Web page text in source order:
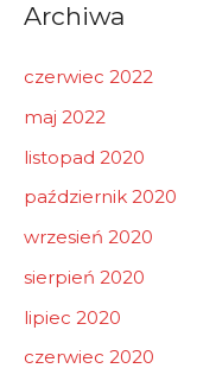
Archiwa
czerwiec 2022
maj 2022
listopad 2020
październik 2020
wrzesień 2020
sierpień 2020
lipiec 2020
czerwiec 2020